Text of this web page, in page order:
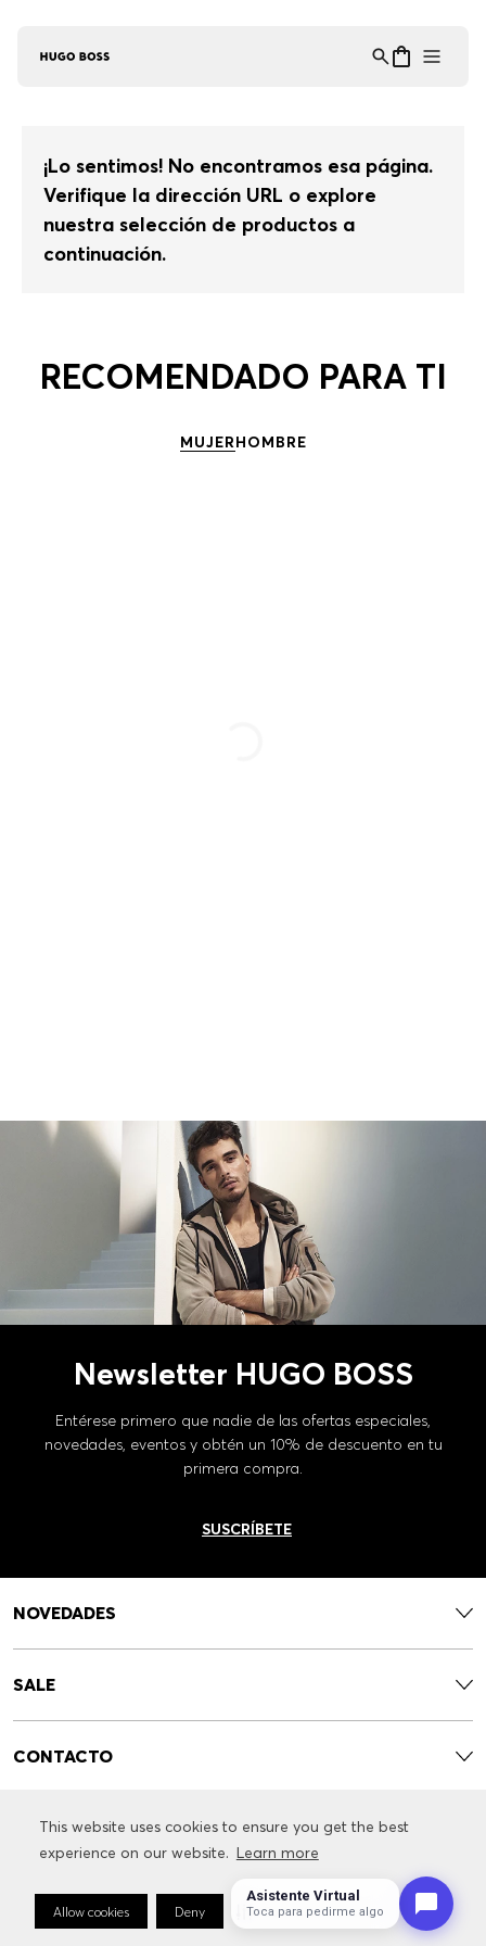
This website uses cookies to ensure you get the best
experience on our website. Learn more
Allow cookies Deny Cookie Preferences
This website uses cookies to ensure you get the best
experience on our website. Learn more
Allow cookies Deny Cookie Preferences
¡Lo sentimos! No encontramos esa página.
Verifique la dirección URL o explore
nuestra selección de productos a
continuación.
RECOMENDADO PARA TI
MUJERHOMBRE
Newsletter HUGO BOSS
Entérese primero que nadie de las ofertas especiales,
novedades, eventos y obtén un 10% de descuento en tu
primera compra.
SUSCRÍBETE
NOVEDADES
SALE
CONTACTO
SERVICIOS
INFORMACIÓN RELACIONADA CON LA MARCA
Asistente Virtual
Toca para pedirme algo
Asistente Virtual
en línea ⋮